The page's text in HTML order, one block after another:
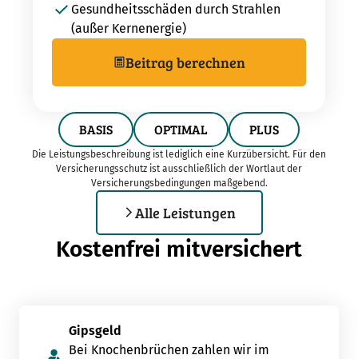
Gesundheitsschäden durch Strahlen
(außer Kernenergie)
Beitrag berechnen
BASIS OPTIMAL PLUS
Die Leistungsbeschreibung ist lediglich eine Kurzübersicht. Für den
Versicherungsschutz ist ausschließlich der Wortlaut der
Versicherungsbedingungen maßgebend.
Alle Leistungen
Kostenfrei mitversichert
Gipsgeld
Bei Knochenbrüchen zahlen wir im